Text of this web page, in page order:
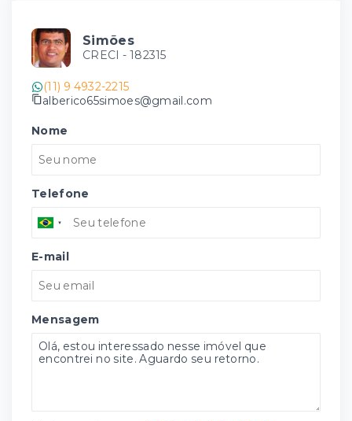
Simões
CRECI - 182315
(11) 9 4932-2215
alberico65simoes@gmail.com
Nome
Telefone
E-mail
Mensagem